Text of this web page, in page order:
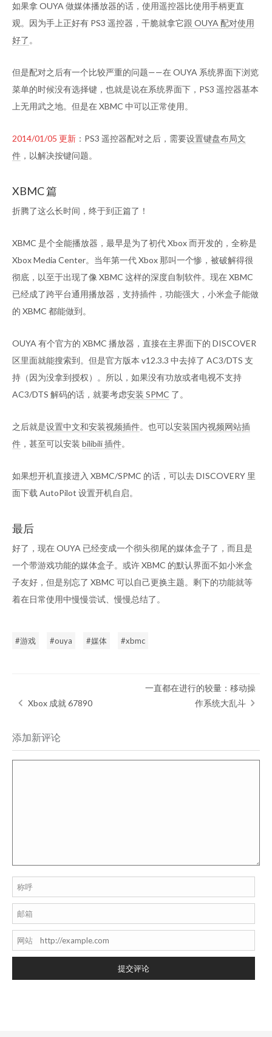
如果拿 OUYA 做媒体播放器的话，使用遥控器比使用手柄更直
观。因为手上正好有 PS3 遥控器，干脆就拿它跟 OUYA 配对使用
好了 。
但是配对之后有一个比较严重的问题——在 OUYA 系统界面下浏览
菜单的时候没有选择键，也就是说在系统界面下，PS3 遥控器基本
上无用武之地。但是在 XBMC 中可以正常使用。
2014/01/05 更新 ：PS3 遥控器配对之后，需要设置键盘布局文
件 ，以解决按键问题。
XBMC 篇
折腾了这么长时间，终于到正篇了！
XBMC 是个全能播放器，最早是为了初代 Xbox 而开发的，全称是
Xbox Media Center。当年第一代 Xbox 那叫一个惨，被破解得很
彻底，以至于出现了像 XBMC 这样的深度自制软件。现在 XBMC
已经成了跨平台通用播放器，支持插件，功能强大，小米盒子能做
的 XBMC 都能做到。
OUYA 有个官方的 XBMC 播放器，直接在主界面下的 DISCOVER
区里面就能搜索到。但是官方版本 v12.3.3 中去掉了 AC3/DTS 支
持（因为没拿到授权）。所以，如果没有功放或者电视不支持
AC3/DTS 解码的话，就要考虑安装 SPMC 了。
之后就是设置中文和安装视频插件。也可以安装国内视频网站插
件 ，甚至可以安装 bilibili 插件。
如果想开机直接进入 XBMC/SPMC 的话，可以去 DISCOVERY 里
面下载 AutoPilot 设置开机自启。
最后
好了，现在 OUYA 已经变成一个彻头彻尾的媒体盒子了，而且是
一个带游戏功能的媒体盒子。或许 XBMC 的默认界面不如小米盒
子友好，但是别忘了 XBMC 可以自己更换主题。剩下的功能就等
着在日常使用中慢慢尝试、慢慢总结了。
游戏 ouya 媒体 xbmc
Xbox 成就 67890
一直都在进行的较量：移动操
作系统大乱斗
添加新评论
称呼
邮箱
网站
提交评论